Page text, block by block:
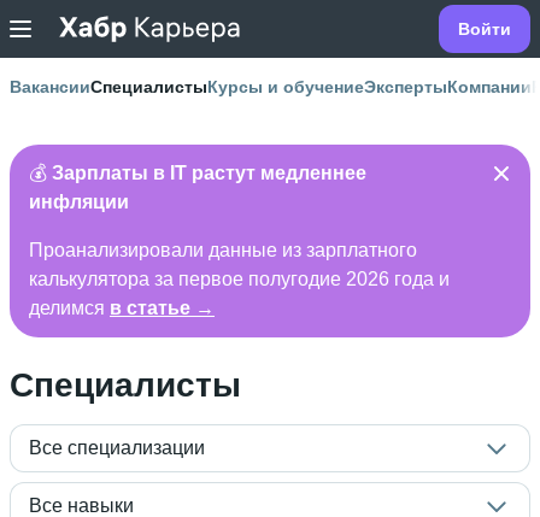
Войти
ВакансииСпециалистыКурсы и обучениеЭкспертыКомпании
💰 Зарплаты в IT растут медленнее
инфляции
Проанализировали данные из зарплатного
калькулятора за первое полугодие 2026 года и
делимся в статье →
Специалисты
Все специализации
Все навыки